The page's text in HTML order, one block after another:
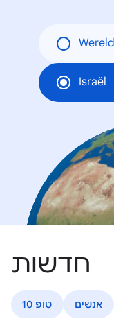
Israël
חדשות
טופ 10 אנשים